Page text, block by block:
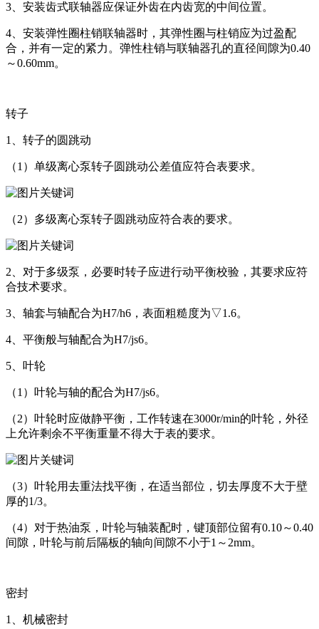
3、安装齿式联轴器应保证外齿在内齿宽的中间位置。
4、安装弹性圈柱销联轴器时，其弹性圈与柱销应为过盈配
合，并有一定的紧力。弹性柱销与联轴器孔的直径间隙为0.40
～0.60mm。
转子
1、转子的圆跳动
（1）单级离心泵转子圆跳动公差值应符合表要求。
（2）多级离心泵转子圆跳动应符合表的要求。
2、对于多级泵，必要时转子应进行动平衡校验，其要求应符
合技术要求。
3、轴套与轴配合为H7/h6，表面粗糙度为▽1.6。
4、平衡般与轴配合为H7/js6。
5、叶轮
（1）叶轮与轴的配合为H7/js6。
（2）叶轮时应做静平衡，工作转速在3000r/min的叶轮，外径
上允许剩余不平衡重量不得大于表的要求。
（3）叶轮用去重法找平衡，在适当部位，切去厚度不大于壁
厚的1/3。
（4）对于热油泵，叶轮与轴装配时，键顶部位留有0.10～0.40
间隙，叶轮与前后隔板的轴向间隙不小于1～2mm。
密封
1、机械密封